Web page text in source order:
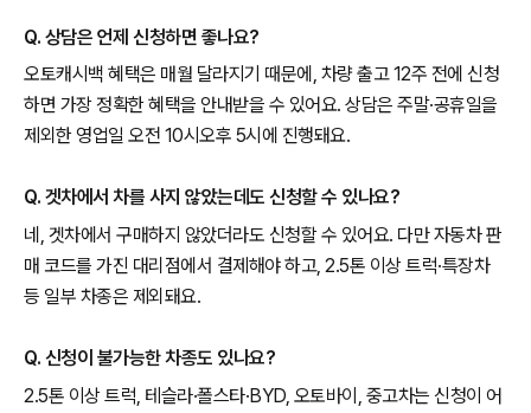
Q. 상담은 언제 신청하면 좋나요?
오토캐시백 혜택은 매월 달라지기 때문에, 차량 출고 12주 전에 신청
하면 가장 정확한 혜택을 안내받을 수 있어요. 상담은 주말·공휴일을
제외한 영업일 오전 10시오후 5시에 진행돼요.
Q. 겟차에서 차를 사지 않았는데도 신청할 수 있나요?
네, 겟차에서 구매하지 않았더라도 신청할 수 있어요. 다만 자동차 판
매 코드를 가진 대리점에서 결제해야 하고, 2.5톤 이상 트럭·특장차
등 일부 차종은 제외돼요.
Q. 신청이 불가능한 차종도 있나요?
2.5톤 이상 트럭, 테슬라·폴스타·BYD, 오토바이, 중고차는 신청이 어